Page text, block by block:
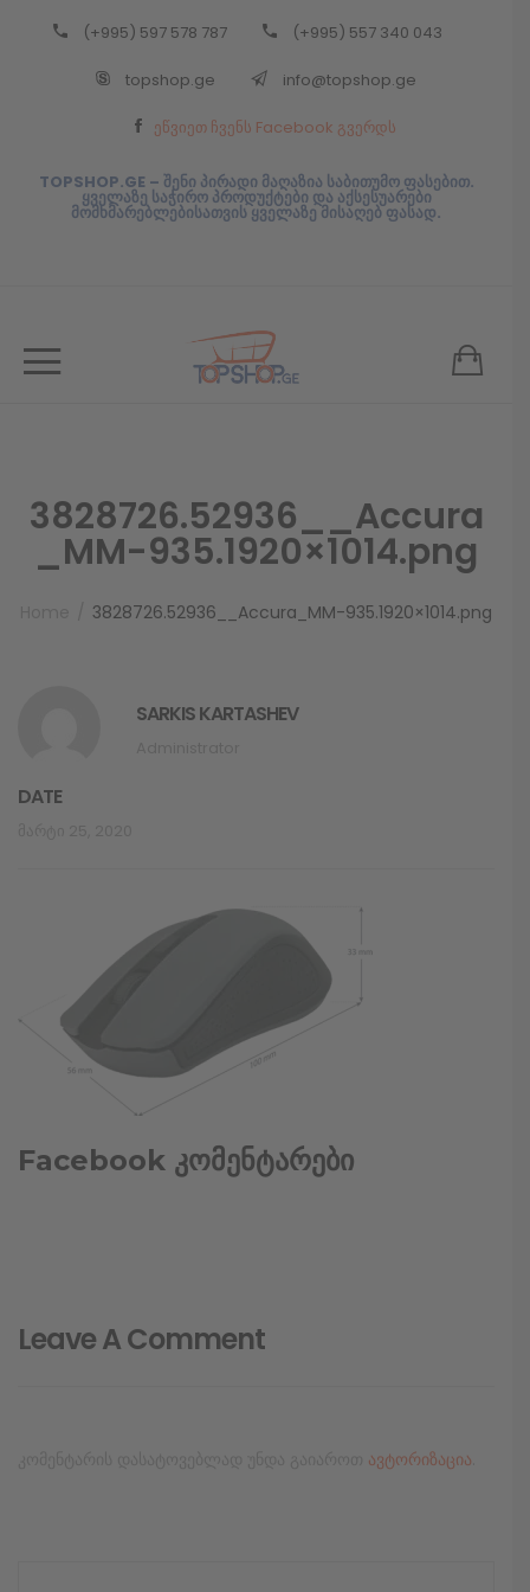
(+995) 597 578 787 (+995) 557 340 043
topshop.ge info@topshop.ge
ეწვიეთ ჩვენს Facebook გვერდს
TOPSHOP.GE – შენი პირადი მაღაზია საბითუმო ფასებით.
ყველაზე საჭირო პროდუქტები და აქსესუარები
მომხმარებლებისათვის ყველაზე მისაღებ ფასად.
3828726.52936__Accura
_MM-935.1920×1014.png
3828726.52936__Accura_MM-935.1920×1014.png
SARKIS KARTASHEV
DATE
Facebook კომენტარები
Leave A Comment
ავტორიზაცია
Back